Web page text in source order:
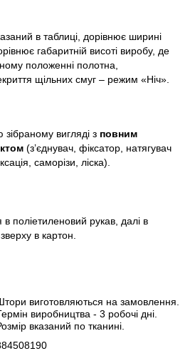
в таблиці, дорівнює ширині
габаритній висоті виробу, де
положенні полотна,
щільних смуг – режим «Ніч».
вигляді з повним
(з’єднувач, фіксатор, натягувач
саморізи, ліска).
поліетиленовий рукав, далі в
в картон.
виготовляються на замовлення.
виробництва - 3 робочі дні.
вказаний по тканині.